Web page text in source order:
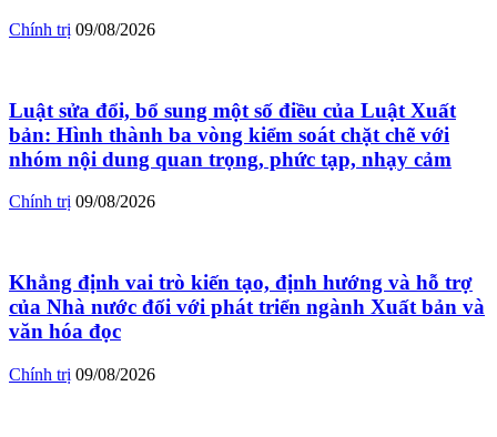
Chính trị 09/08/2026
Luật sửa đổi, bổ sung một số điều của Luật Xuất
bản: Hình thành ba vòng kiểm soát chặt chẽ với
nhóm nội dung quan trọng, phức tạp, nhạy cảm
Chính trị 09/08/2026
Khẳng định vai trò kiến tạo, định hướng và hỗ trợ
của Nhà nước đối với phát triển ngành Xuất bản và
văn hóa đọc
Chính trị 09/08/2026